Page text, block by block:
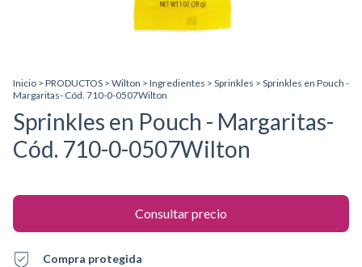
Inicio > PRODUCTOS > Wilton > Ingredientes > Sprinkles > Sprinkles en Pouch -
Margaritas- Cód. 710-0-0507Wilton
Sprinkles en Pouch - Margaritas-
Cód. 710-0-0507Wilton
Compra protegida